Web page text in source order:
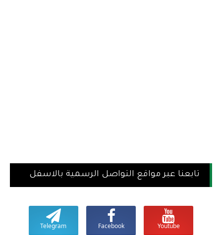
تابعنا عبر مواقع التواصل الرسمية بالاسفل
Youtube
Facebook
Telegram